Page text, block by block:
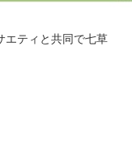
エティと共同で七草